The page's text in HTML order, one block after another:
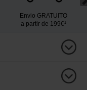
Envio GRATUITO
a partir de 199€¹